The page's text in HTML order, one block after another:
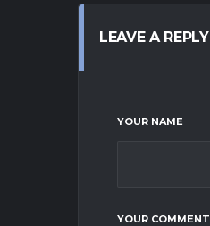
LEAVE A REPLY
YOUR NAME
YOUR COMMENT